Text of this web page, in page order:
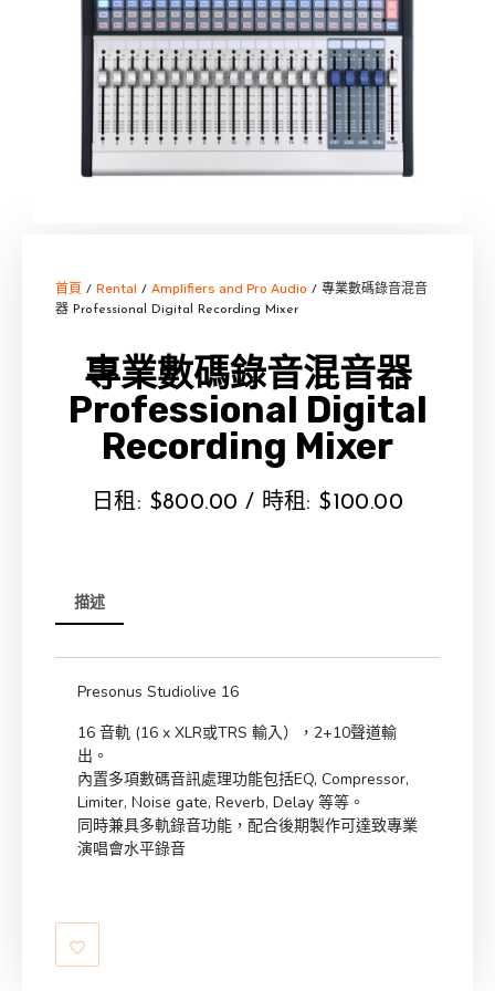
首頁 / Rental / Amplifiers and Pro Audio / 專業數碼錄音混音
器 Professional Digital Recording Mixer
專業數碼錄音混音器
Professional Digital
Recording Mixer
日租: $800.00 / 時租: $ 100.00
描述
Presonus Studiolive 16
16 音軌 (16 x XLR或TRS 輸入），2+10聲道輸
出。
內置多項數碼音訊處理功能包括EQ, Compressor,
Limiter, Noise gate, Reverb, Delay 等等。
同時兼具多軌錄音功能，配合後期製作可達致專業
演唱會水平錄音